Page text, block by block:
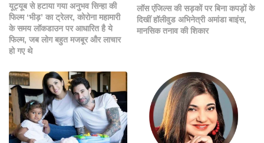
यूट्यूब से हटाया गया अनुभव सिन्हा की
फिल्म ‘भीड़’ का ट्रेलर, कोरोना महामारी
के समय लॉकडाउन पर आधारित है ये
फिल्म, जब लोग बहुत मजबूर और लाचार
हो गए थे
लॉस एंजिल्स की सड़कों पर बिना कपड़ों के
दिखीं हॉलीवुड अभिनेत्री अमांडा बाइंस,
मानसिक तनाव की शिकार